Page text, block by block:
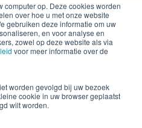
computer op. Deze cookies worden
over hoe u met onze website
gebruiken deze informatie om uw
en voor analyse en
zowel op deze website als via
voor meer informatie over de
worden gevolgd bij uw bezoek
cookie in uw browser geplaatst
wilt worden.
Law.